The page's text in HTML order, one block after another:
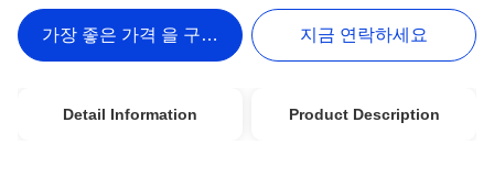
가장 좋은 가격 을 구하라 지금 연락하세요
Detail Information Product Description